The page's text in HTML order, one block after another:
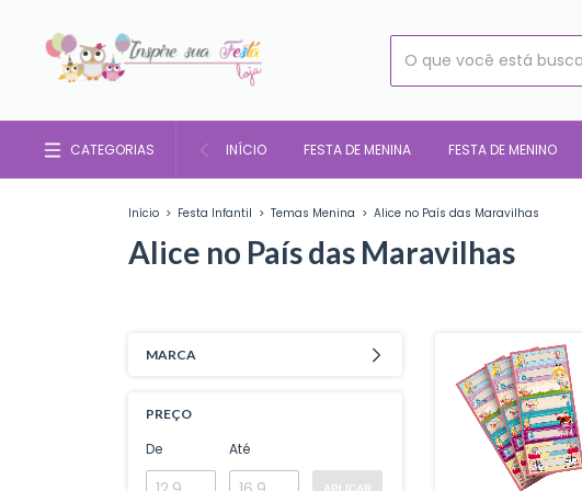
CATEGORIAS INÍCIO FESTA DE MENINA FESTA DE MENINO
Início > Festa Infantil > Temas Menina > Alice no País das Maravilhas
Alice no País das Maravilhas
MARCA
PREÇO
De Até
APLICAR